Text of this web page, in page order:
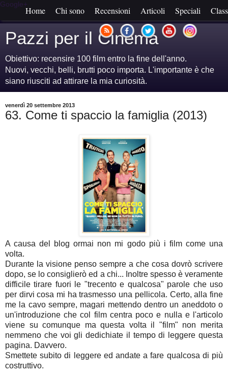
Google+
Home Chi sono Recensioni Articoli Speciali
Pazzi per il Cinema
Obiettivo: recensire 100 film entro la fine dell'anno.
Nuovi, vecchi, belli, brutti poco importa. L'importante è che
siano riusciti ad attirare la mia curiosità.
venerdì 20 settembre 2013
63. Come ti spaccio la famiglia (2013)
A causa del blog ormai non mi godo più i film come una
volta.
Durante la visione penso sempre a che cosa dovrò scrivere
dopo, se lo consiglierò ed a chi... Inoltre spesso è veramente
difficile tirare fuori le "trecento e qualcosa" parole che uso
per dirvi cosa mi ha trasmesso una pellicola. Certo, alla fine
me la cavo sempre, magari mettendo dentro un aneddoto o
un'introduzione che col film centra poco e nulla e l'articolo
viene su comunque ma questa volta il "film" non merita
nemmeno che voi gli dedichiate il tempo di leggere questa
pagina. Davvero.
Smettete subito di leggere ed andate a fare qualcosa di più
costruttivo.